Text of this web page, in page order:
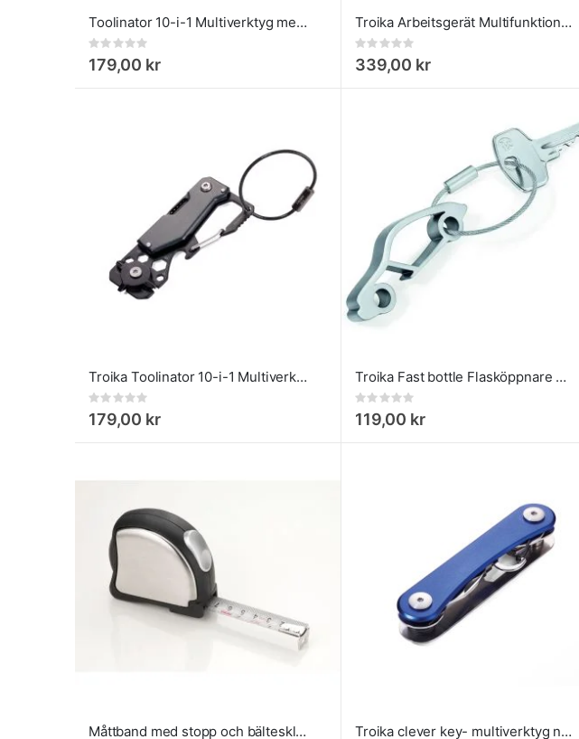
Toolinator 10-i-1 Multiverktyg med Nyckelring
Rating:
179,00 kr
Troika Arbeitsgerät Multifunktionstång 10 i 1
Rating:
339,00 kr
Troika Toolinator 10-i-1 Multiverktyg med Nyckelring Titan
Rating:
179,00 kr
Troika Fast bottle Flasköppnare Nyckelring
Rating:
119,00 kr
Måttband med stopp och bältesklämma Troika clever key- multiverktyg nyckelring Blå